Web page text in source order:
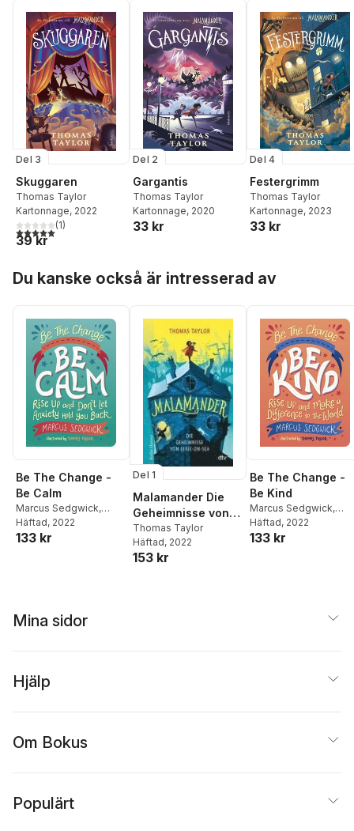
Del 3
Skuggaren
Thomas Taylor
Kartonnage, 2022
5,0utav 5 stjärnor. Totalt antal röster:
(1)
39 kr
Del 2
Gargantis
Thomas Taylor
Kartonnage, 2020
33 kr
Del 4
Festergrimm
Thomas Taylor
Kartonnage, 2023
33 kr
Du kanske också är intresserad av
Be The Change -
Be Calm
Marcus Sedgwick,
Thomas Taylor
Häftad, 2022
133 kr
Del 1
Malamander Die
Geheimnisse von
Eerie-on-Sea
Thomas Taylor
Häftad, 2022
153 kr
Be The Change -
Be Kind
Marcus Sedgwick,
Thomas Taylor
Häftad, 2022
133 kr
Mina sidor
Hjälp
Om Bokus
Populärt